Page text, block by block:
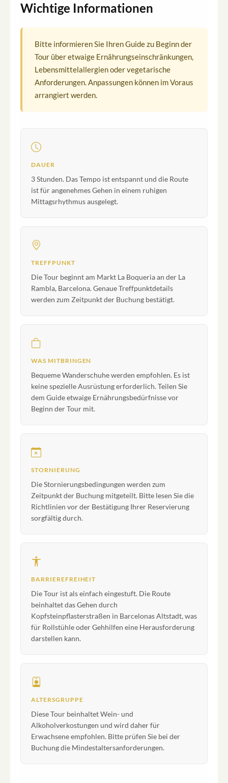
Wichtige Informationen
Bitte informieren Sie Ihren Guide zu Beginn der
Tour über etwaige Ernährungseinschränkungen,
Lebensmittelallergien oder vegetarische
Anforderungen. Anpassungen können im Voraus
arrangiert werden.
DAUER
3 Stunden. Das Tempo ist entspannt und die Route
ist für angenehmes Gehen in einem ruhigen
Mittagsrhythmus ausgelegt.
TREFFPUNKT
Die Tour beginnt am Markt La Boqueria an der La
Rambla, Barcelona. Genaue Treffpunktdetails
werden zum Zeitpunkt der Buchung bestätigt.
WAS MITBRINGEN
Bequeme Wanderschuhe werden empfohlen. Es ist
keine spezielle Ausrüstung erforderlich. Teilen Sie
dem Guide etwaige Ernährungsbedürfnisse vor
Beginn der Tour mit.
STORNIERUNG
Die Stornierungsbedingungen werden zum
Zeitpunkt der Buchung mitgeteilt. Bitte lesen Sie die
Richtlinien vor der Bestätigung Ihrer Reservierung
sorgfältig durch.
BARRIEREFREIHEIT
Die Tour ist als einfach eingestuft. Die Route
beinhaltet das Gehen durch
Kopfsteinpflasterstraßen in Barcelonas Altstadt, was
für Rollstühle oder Gehhilfen eine Herausforderung
darstellen kann.
ALTERSGRUPPE
Diese Tour beinhaltet Wein- und
Alkoholverkostungen und wird daher für
Erwachsene empfohlen. Bitte prüfen Sie bei der
Buchung die Mindestaltersanforderungen.